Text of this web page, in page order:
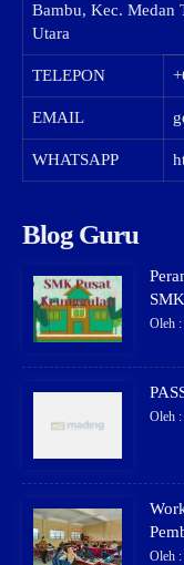
Bambu, Kec. Medan
Utara
TELEPON
EMAIL
WHATSAPP
Blog Guru
Oleh
Oleh
Oleh